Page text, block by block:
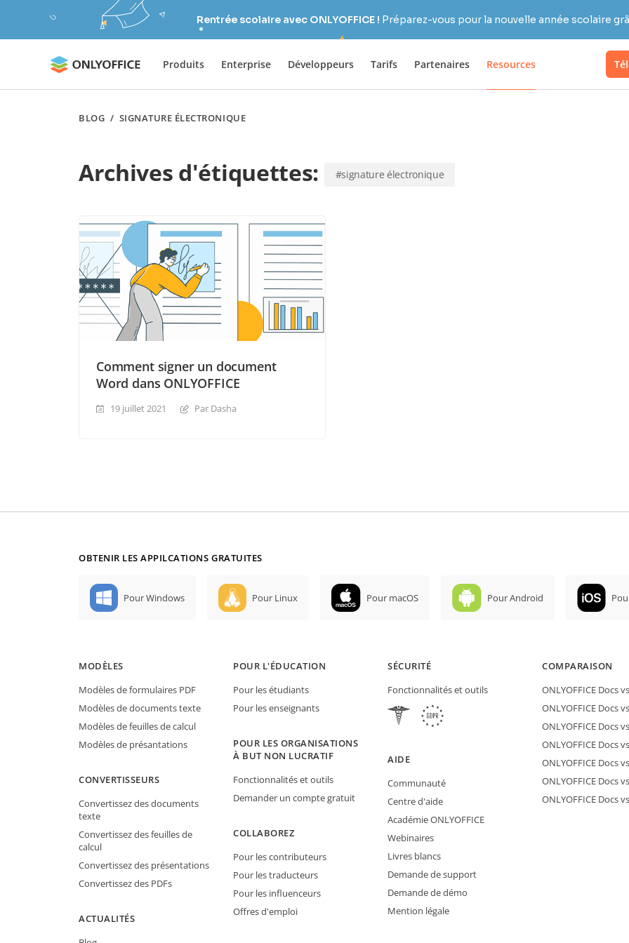
Rentrée scolaire avec ONLYOFFICE ! Préparez-vous pour la nouvelle année scolaire
Produits Enterprise Développeurs Tarifs Partenaires Resources
BLOG / SIGNATURE ÉLECTRONIQUE
Archives d'étiquettes: #signature électronique
Comment signer un document
Word dans ONLYOFFICE
19 juillet 2021 Par Dasha
OBTENIR LES APPILCATIONS GRATUITES
Pour Windows Pour Linux Pour macOS Pour Android
MODÈLES
Modèles de formulaires PDF
Modèles de documents texte
Modèles de feuilles de calcul
Modèles de présantations
CONVERTISSEURS
Convertissez des documents
texte
Convertissez des feuilles de
calcul
Convertissez des présentations
Convertissez des PDFs
ACTUALITÉS
POUR L'ÉDUCATION
Pour les étudiants
Pour les enseignants
POUR LES ORGANISATIONS
À BUT NON LUCRATIF
Fonctionnalités et outils
Demander un compte gratuit
COLLABOREZ
Pour les contributeurs
Pour les traducteurs
Pour les influenceurs
Offres d'emploi
SÉCURITÉ
Fonctionnalités et outils
AIDE
Communauté
Centre d'aide
Académie ONLYOFFICE
Webinaires
Livres blancs
Demande de support
Demande de démo
Mention légale
COMPARAISON
ONLYOFFICE Docs
ONLYOFFICE Docs
ONLYOFFICE Docs
ONLYOFFICE Docs
ONLYOFFICE Docs
ONLYOFFICE Docs
ONLYOFFICE Docs